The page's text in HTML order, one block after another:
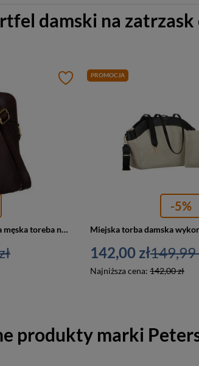
damski na
Skórzana miejska listonoszka męska toreba na suwak brązowa - Peterson 704-OPU
PROMOCJA
-5%
142,00 zł
Najniższa cena: 142,00 zł
149,99
produkty marki